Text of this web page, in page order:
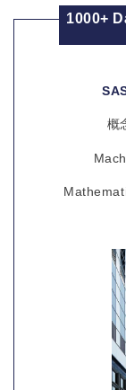
1000+
概